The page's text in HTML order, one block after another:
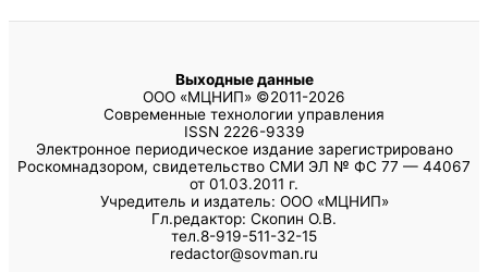
Выходные данные
ООО «МЦНИП» ©2011-2026
Современные технологии управления
ISSN 2226-9339
Электронное периодическое издание зарегистрировано
Роскомнадзором, свидетельство СМИ ЭЛ № ФС 77 — 44067
от 01.03.2011 г.
Учредитель и издатель: ООО «МЦНИП»
Гл.редактор: Скопин О.В.
тел.8-919-511-32-15
redactor@sovman.ru